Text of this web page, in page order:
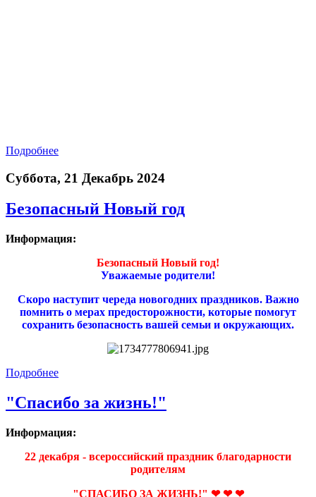
Подробнее
Суббота, 21 Декабрь 2024
Безопасный Новый год
Информация:
Безопасный Новый год!
Уважаемые родители!
Скоро наступит череда новогодних праздников. Важно
помнить о мерах предосторожности, которые помогут
сохранить безопасность вашей семьи и окружающих.
Подробнее
"Спасибо за жизнь!"
Информация:
22 декабря - всероссийский праздник благодарности
родителям
"СПАСИБО ЗА ЖИЗНЬ!" ❤ ❤ ❤